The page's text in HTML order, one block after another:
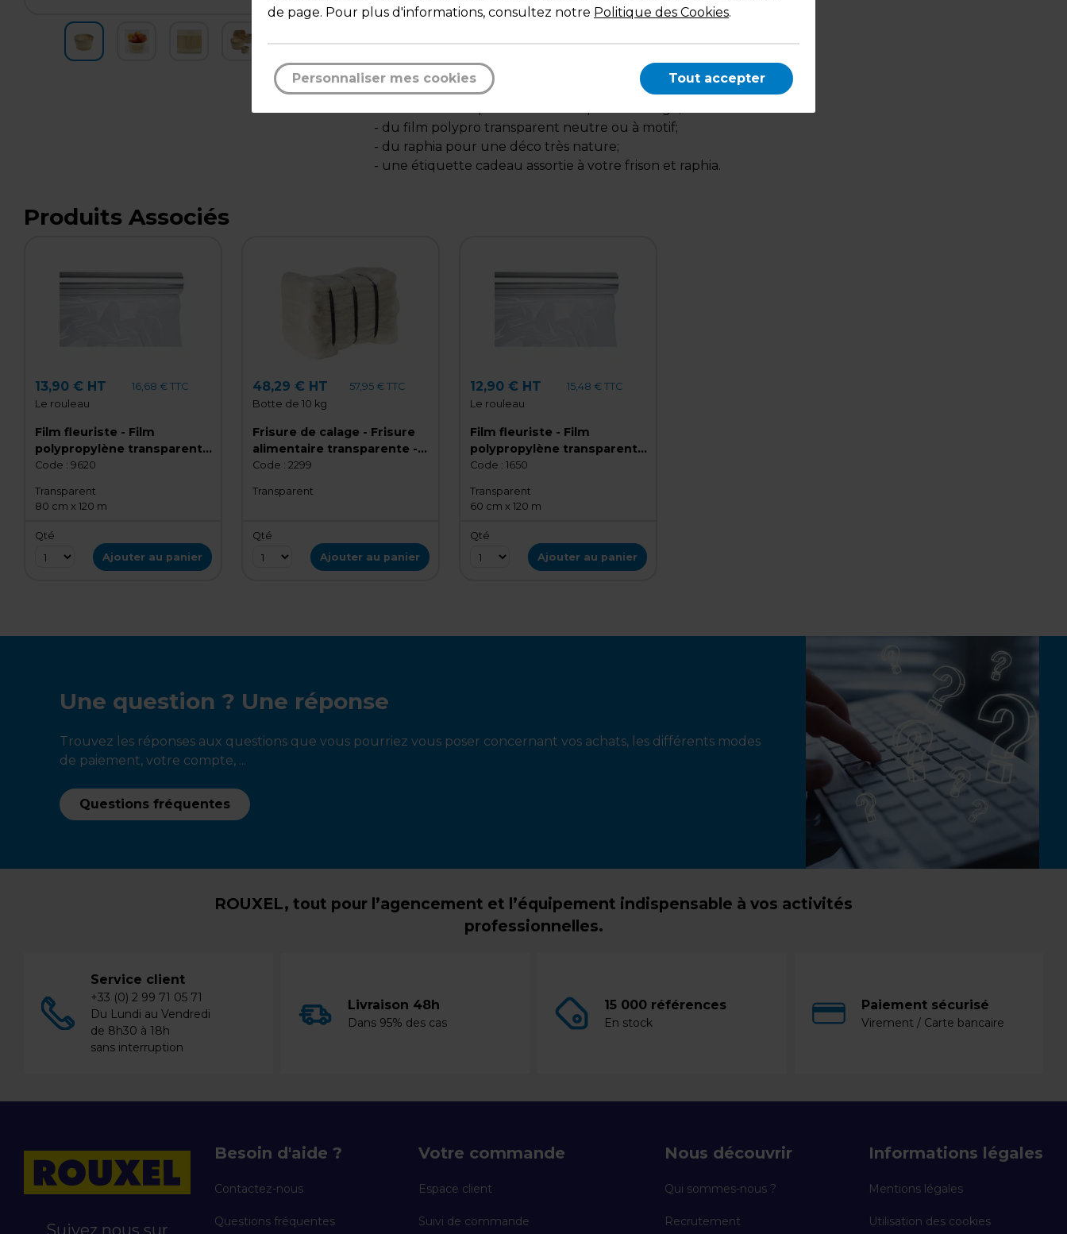
en valeur vos présentations (confiseries, produits du
Pour créer un coffret cadeau esthétique et original, il vous
faut :
- du film polypro transparent neutre ou à motif;
- du raphia pour une déco très nature;
- une étiquette cadeau assortie à votre frison et raphia.
Produits Associés
13,90 € HT
16,68 € TTC
Le rouleau
Film fleuriste - Film
polypropylène transparent
neutre 30µ 80 cm x 120 m
Code : 9620
Transparent
80 cm x 120 m
Qté
Ajouter au panier
48,29 € HT
57,95 € TTC
Botte de 10 kg
Frisure de calage - Frisure
alimentaire transparente -
10 kg
Code : 2299
Transparent
Qté
Ajouter au panier
12,90 € HT
15,48 € TTC
Le rouleau
Film fleuriste - Film
polypropylène transparent
neutre 35µ 60 cm x 120 m
Code : 1650
Transparent
60 cm x 120 m
Qté
Ajouter au panier
Une question ? Une réponse
Trouvez les réponses aux questions que vous pourriez vous poser concernant vos achats, les différents modes
de paiement, votre compte, ...
Questions fréquentes
ROUXEL, tout pour l’agencement et l’équipement indispensable à vos activités
professionnelles.
Service client
+33 (0) 2 99 71 05 71
Du Lundi au Vendredi
de 8h30 à 18h
sans interruption
Livraison 48h
Dans 95% des cas
15 000 références
En stock
Paiement sécurisé
Virement / Carte bancaire
Suivez nous sur
Besoin d'aide ?
Contactez-nous
Questions fréquentes
Votre commande
Espace client
Suivi de commande
Nous découvrir
Qui sommes-nous ?
Recrutement
Informations légales
Mentions légales
Utilisation des cookies
de page. Pour plus d'informations, consultez notre Politique des Cookies.
Personnaliser mes cookies Tout accepter